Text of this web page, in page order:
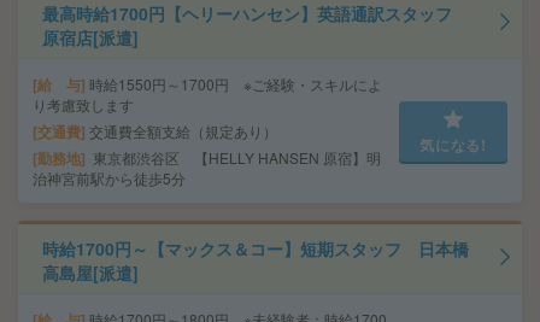
最高時給1700円【ヘリーハンセン】英語通訳スタッフ
原宿店[派遣]
給 与 時給1550円～1700円 ※ご経験・スキルによ
り考慮致します
交通費 交通費全額支給（規定あり）
勤務地
東京都渋谷区 【HELLY HANSEN 原宿】明
治神宮前駅から徒歩5分
気になる!
時給1700円～【マックス＆コー】短期スタッフ 日本橋
高島屋[派遣]